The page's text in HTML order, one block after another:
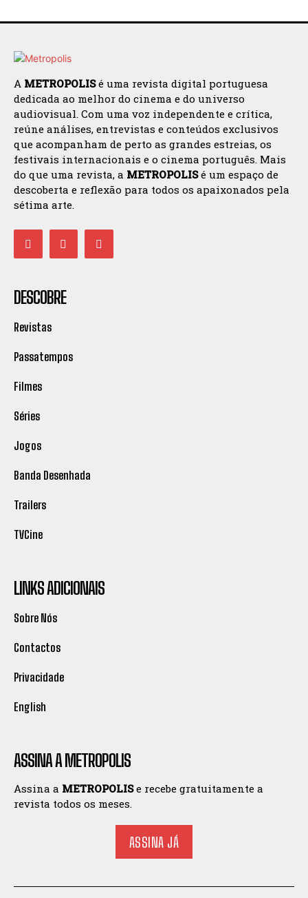
A METROPOLISé uma revista digital portuguesa
dedicada ao melhor do cinema e do universo
audiovisual. Com uma voz independente e crítica,
reúne análises, entrevistas e conteúdos exclusivos
que acompanham de perto as grandes estreias, os
festivais internacionais e o cinema português. Mais
do que uma revista, a METROPOLISé um espaço de
descoberta e reflexão para todos os apaixonados pela
sétima arte.
DESCOBRE
Revistas
Passatempos
Filmes
Séries
Jogos
Banda Desenhada
Trailers
TVCine
LINKS ADICIONAIS
Sobre Nós
Contactos
Privacidade
English
ASSINA A METROPOLIS
Assina a METROPOLISe recebe gratuitamente a
revista todos os meses.
ASSINA JÁ